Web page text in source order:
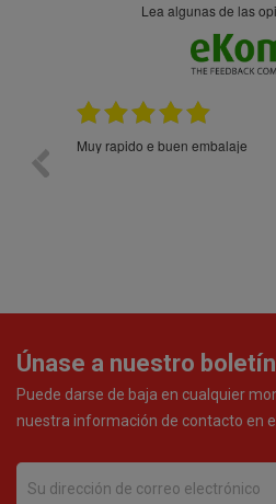
Lea algunas de las
21.05.2026
Prodotti di qualità.
rapida. Prezzi
Únase a nuestro
Puede darse de baja en cualquier
nuestra información de contacto en